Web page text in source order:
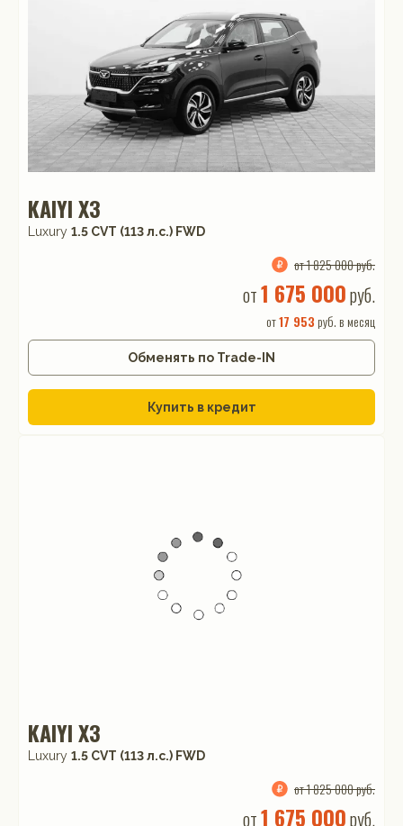
KAIYI X3
Luxury 1.5 CVT (113 л.с.) FWD
от 1 825 000 руб.
от1 675 000руб.
от17 953 руб. в месяц
Обменять по Trade-IN
Купить в кредит
KAIYI X3
Luxury 1.5 CVT (113 л.с.) FWD
от 1 825 000 руб.
от1 675 000руб.